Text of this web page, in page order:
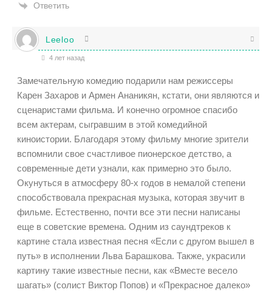
Ответить
Leeloo
4 лет назад
Замечательную комедию подарили нам режиссеры
Карен Захаров и Армен Ананикян, кстати, они являются и
сценаристами фильма. И конечно огромное спасибо
всем актерам, сыгравшим в этой комедийной
киноистории. Благодаря этому фильму многие зрители
вспомнили свое счастливое пионерское детство, а
современные дети узнали, как примерно это было.
Окунуться в атмосферу 80-х годов в немалой степени
способствовала прекрасная музыка, которая звучит в
фильме. Естественно, почти все эти песни написаны
еще в советские времена. Одним из саундтреков к
картине стала известная песня «Если с другом вышел в
путь» в исполнении Льва Барашкова. Также, украсили
картину такие известные песни, как «Вместе весело
шагать» (солист Виктор Попов) и «Прекрасное далеко»